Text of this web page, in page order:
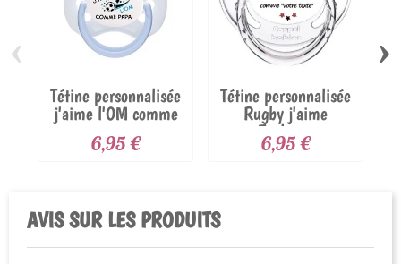
Tétine personnalisée
j'aime l'OM comme
papa
6,95 €
Tétine personnalisée
Rugby j'aime
Toulon...
6,95 €
‹ ›
AVIS SUR LES PRODUITS